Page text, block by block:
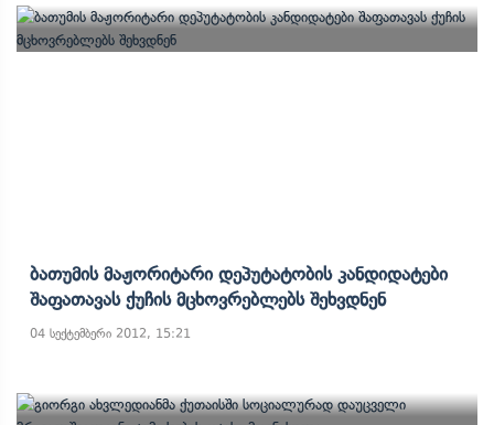
Ბათუმის Მაჟორიტარი Დეპუტატობის Კანდიდატები
Შაფათავას Ქუჩის Მცხოვრებლებს Შეხვდნენ
04 სექტემბერი 2012, 15:21